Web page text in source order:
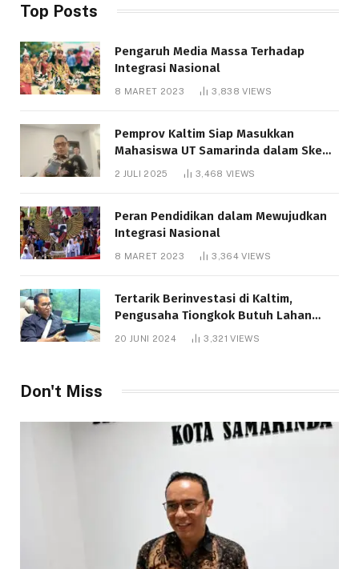
Top Posts
Pengaruh Media Massa Terhadap
Integrasi Nasional
8 MARET 2023 3,838VIEWS
Pemprov Kaltim Siap Masukkan
Mahasiswa UT Samarinda dalam Skema
Bantuan Pendidikan Gratispol
2 JULI 2025 3,468 VIEWS
Peran Pendidikan dalam Mewujudkan
Integrasi Nasional
8 MARET 2023 3,364VIEWS
Tertarik Berinvestasi di Kaltim,
Pengusaha Tiongkok Butuh Lahan
1.000 Hektare
20 JUNI 2024 3,321VIEWS
Don't Miss